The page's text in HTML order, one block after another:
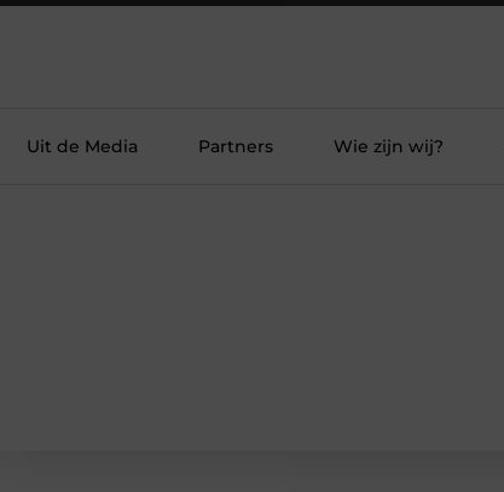
Uit de Media Partners Wie zijn wij?